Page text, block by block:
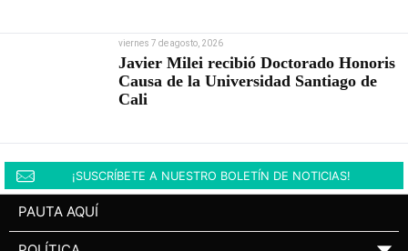
viernes 7 de agosto, 2026
Javier Milei recibió Doctorado Honoris
Causa de la Universidad Santiago de
Cali
¡SUSCRÍBETE A NUESTRO BOLETÍN DE NOTICIAS!
PAUTA AQUÍ